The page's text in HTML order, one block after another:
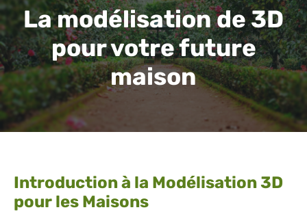
La modélisation de 3D
pour votre future
maison
Introduction à la Modélisation 3D
pour les Maisons